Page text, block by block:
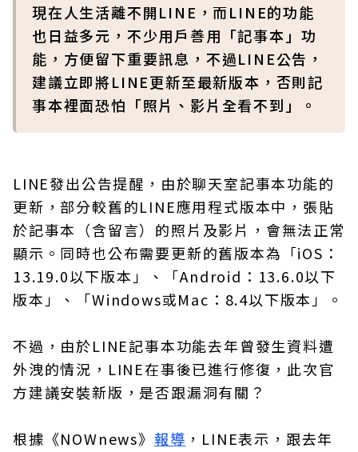
現在人生活離不開LINE，而LINE的功能
也日益多元，不少用戶善用「記事本」功
能，方便留下重要訊息，不過LINE公告，
建議立即將LINE更新至最新版本，否則記
事本裡面恐怕「照片、影片全看不到」。
LINE發出公告提醒，由於聊天室記事本功能的
更新，部分較舊的LINE應用程式版本中，張貼
於記事本（含留言）的照片及影片，會無法正常
顯示。同時也公布需要更新的舊版本為「iOS：
13.19.0以下版本」、「Android：13.6.0以下
版本」、「Windows或Mac：8.4以下版本」。
不過，由於LINE記事本功能去年曾發生資料遭
外洩的情況，LINE在事後已進行修復，此次官
方建議安裝新版，是否跟漏洞有關？
根據《NOWnews》 報導 ，LINE表示，跟去年